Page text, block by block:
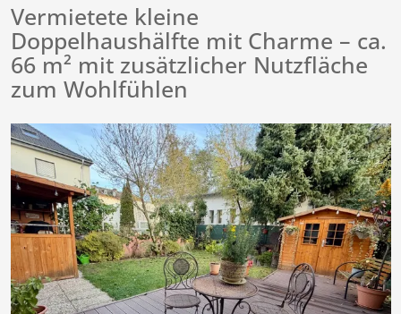
Vermietete kleine
Doppelhaushälfte mit Charme – ca.
66 m² mit zusätzlicher Nutzfläche
zum Wohlfühlen